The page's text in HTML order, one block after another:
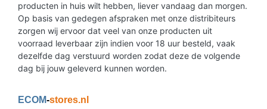
producten in huis wilt hebben, liever vandaag dan morgen.
Op basis van gedegen afspraken met onze distribiteurs
zorgen wij ervoor dat veel van onze producten uit
voorraad leverbaar zijn indien voor 18 uur besteld, vaak
dezelfde dag verstuurd worden zodat deze de volgende
dag bij jouw geleverd kunnen worden.
ECOM-stores.nl